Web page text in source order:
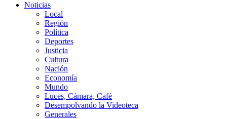
Noticias
Local
Región
Política
Deportes
Justicia
Cultura
Nación
Economía
Mundo
Luces, Cámara, Café
Desempolvando la Videoteca
Generales